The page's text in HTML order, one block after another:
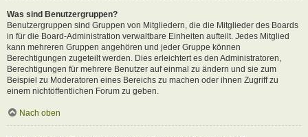
Was sind Benutzergruppen?
Benutzergruppen sind Gruppen von Mitgliedern, die die Mitglieder des Boards
in für die Board-Administration verwaltbare Einheiten aufteilt. Jedes Mitglied
kann mehreren Gruppen angehören und jeder Gruppe können
Berechtigungen zugeteilt werden. Dies erleichtert es den Administratoren,
Berechtigungen für mehrere Benutzer auf einmal zu ändern und sie zum
Beispiel zu Moderatoren eines Bereichs zu machen oder ihnen Zugriff zu
einem nichtöffentlichen Forum zu geben.
Nach oben